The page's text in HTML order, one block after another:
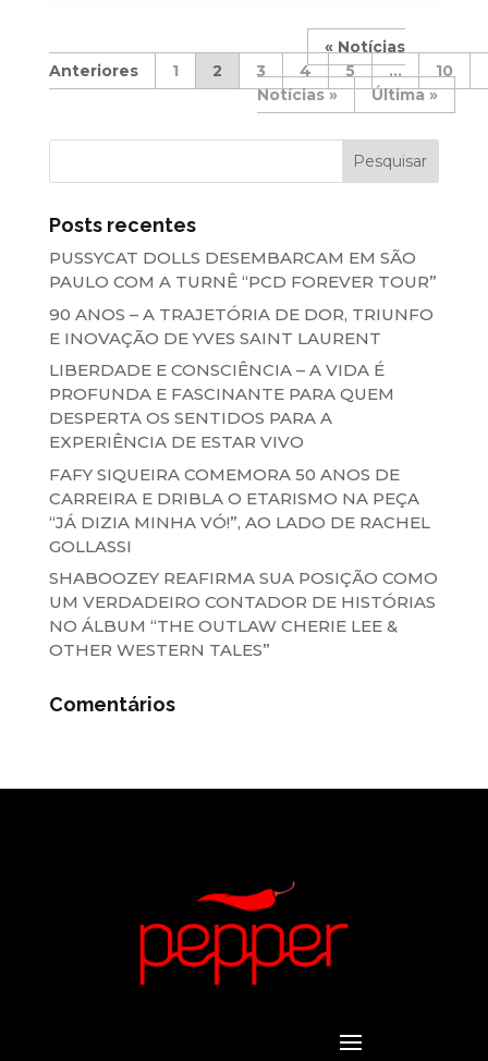
«
1
2 3 4 5 ... 10
»
Última »
Posts recentes
PUSSYCAT DOLLS DESEMBARCAM EM SÃO
PAULO COM A TURNÊ “PCD FOREVER TOUR”
90 ANOS – A TRAJETÓRIA DE DOR, TRIUNFO
E INOVAÇÃO DE YVES SAINT LAURENT
LIBERDADE E CONSCIÊNCIA – A VIDA É
PROFUNDA E FASCINANTE PARA QUEM
DESPERTA OS SENTIDOS PARA A
EXPERIÊNCIA DE ESTAR VIVO
FAFY SIQUEIRA COMEMORA 50 ANOS DE
CARREIRA E DRIBLA O ETARISMO NA PEÇA
“JÁ DIZIA MINHA VÓ!”, AO LADO DE RACHEL
GOLLASSI
SHABOOZEY REAFIRMA SUA POSIÇÃO COMO
UM VERDADEIRO CONTADOR DE HISTÓRIAS
NO ÁLBUM “THE OUTLAW CHERIE LEE &
OTHER WESTERN TALES”
Comentários